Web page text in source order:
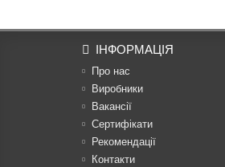
ІНФОРМАЦІЯ
Про нас
Виробники
Вакансії
Сертифікати
Рекомендації
Контакти